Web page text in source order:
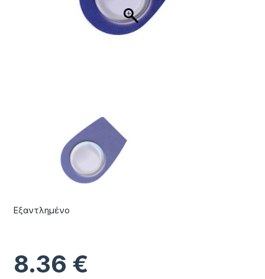
8.36 €
Εξαντλημένο